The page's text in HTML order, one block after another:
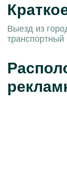
Выезд из
транспортный